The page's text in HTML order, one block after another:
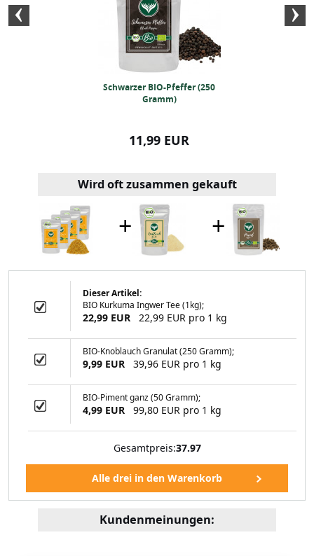
Schwarzer BIO-Pfeffer (250
Gramm)
11,99 EUR
Pfeffer (250
EUR
Wird oft zusammen gekauft
+ +
Dieser Artikel:
BIO Kurkuma Ingwer Tee (1kg);
22,99 EUR 22,99 EUR pro 1 kg
BIO-Knoblauch Granulat (250 Gramm);
9,99 EUR 39,96 EUR pro 1 kg
BIO-Piment ganz (50 Gramm);
4,99 EUR 99,80 EUR pro 1 kg
Gesamtpreis:37.97
Kundenmeinungen: